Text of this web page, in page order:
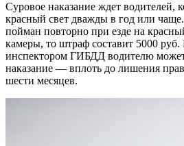
Суровое наказание ждет водителей,
красный свет дважды в год или
пойман повторно при езде на
камеры, то штраф составит 5000 руб.
инспектором ГИБДД водителю может
наказание — вплоть до лишения
шести месяцев.